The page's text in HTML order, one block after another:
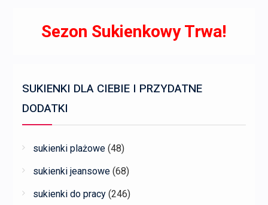
Sezon Sukienkowy Trwa!
SUKIENKI DLA CIEBIE I PRZYDATNE
DODATKI
sukienki plażowe (48)
sukienki jeansowe (68)
sukienki do pracy (246)